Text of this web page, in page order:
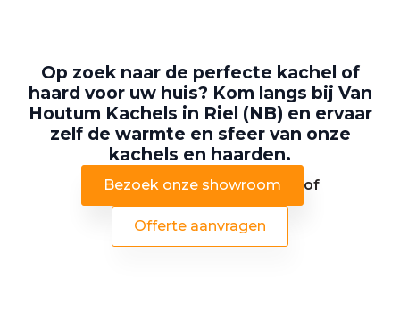
Op zoek naar de perfecte kachel of
haard voor uw huis? Kom langs bij Van
Houtum Kachels in Riel (NB) en ervaar
zelf de warmte en sfeer van onze
kachels en haarden.
Bezoek onze showroom of
Offerte aanvragen